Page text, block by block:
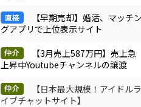
【早期売却】婚活、マッチン
グアプリで上位表示サイト
【3月売上587万円】売上急
上昇中Youtubeチャンネルの譲渡
【日本最大規模！アイドルラ
イブチャットサイト】